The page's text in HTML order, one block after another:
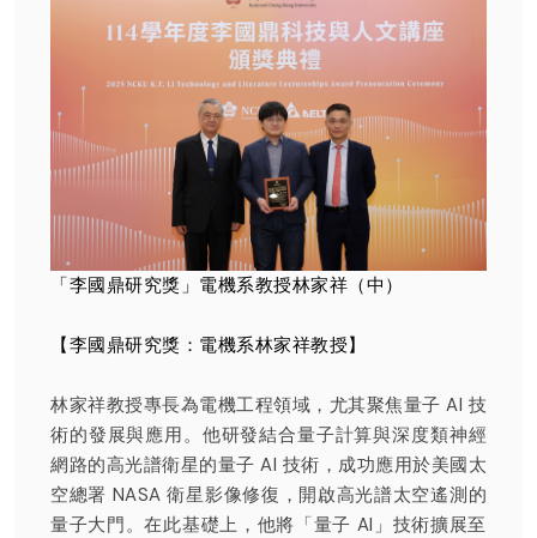
「李國鼎研究獎」電機系教授林家祥（中）
【李國鼎研究獎：電機系林家祥教授】
林家祥教授專長為電機工程領域，尤其聚焦量子 AI 技
術的發展與應用。他研發結合量子計算與深度類神經
網路的高光譜衛星的量子 AI 技術，成功應用於美國太
空總署 NASA 衛星影像修復，開啟高光譜太空遙測的
量子大門。在此基礎上，他將「量子 AI」技術擴展至